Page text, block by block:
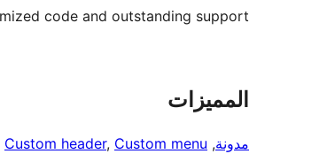
code and outstanding support.
المميزات
مدونة,
Custom header, Custom menu